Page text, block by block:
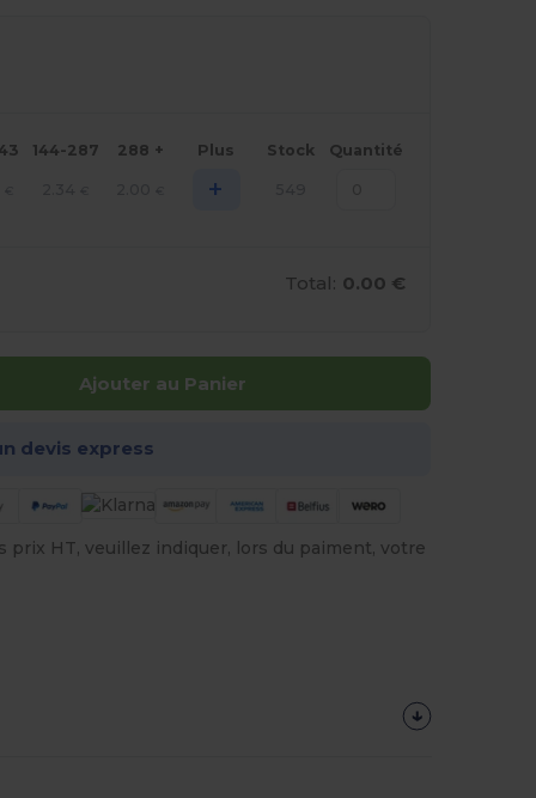
144-287 288 + Plus Stock
Quantité
+
Total: 0.00 €
Ajouter au Panier
devis express
HT, veuillez indiquer, lors du paiment, votre